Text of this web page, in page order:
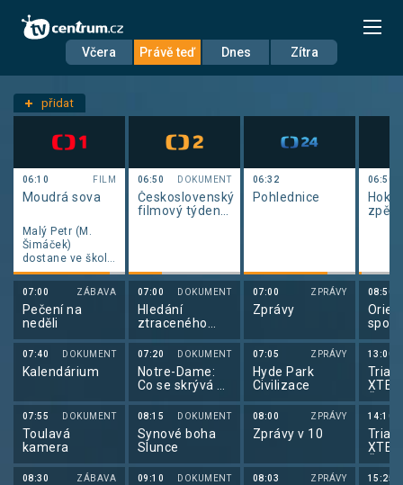
Včera Právě teď Dnes Zítra
Datum
Nastavení stanic
přidat
06:10 FILM
Moudrá sova
Malý Petr (M.
Šimáček)
dostane ve škole
do úschovy
sošku sovy,
kterou na
blížícím se
letním táboře
získá ten, komu
se podaří vyřešit
nějakou krizovou
situaci. Protože
zaměří se na
sousedy Vlčkovy
(K. Macháčková
a V. Jandák),
viditelně před
07:00 ZÁBAVA
Pečení na
neděli
07:40 DOKUMENT
Kalendárium
07:55 DOKUMENT
Toulavá
kamera
08:30 ZÁBAVA
06:50 DOKUMENT
Československý
filmový týdeník
07:00 DOKUMENT
Hledání
ztraceného
času
07:20 DOKUMENT
Notre-Dame:
Co se skrývá v
podzemí?
08:15 DOKUMENT
Synové boha
Slunce
09:10 DOKUMENT
06:32
Pohlednice
07:00 ZPRÁVY
Zprávy
07:05 ZPRÁVY
Hyde Park
Civilizace
08:00 ZPRÁVY
Zprávy v 10
08:03 ZPRÁVY
06:50
zpět
08:50
běhu
13:00
14:10
15:25